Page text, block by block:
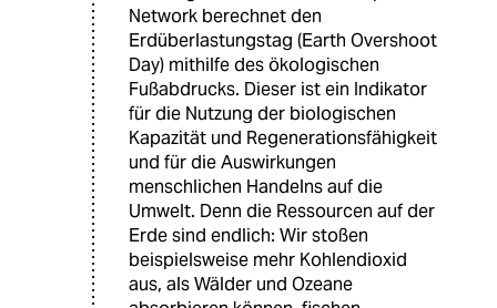
Network berechnet den
Erdüberlastungstag (Earth Overshoot
Day) mithilfe des ökologischen
Fußabdrucks. Dieser ist ein ⁠Indikator⁠
für die Nutzung der biologischen
Kapazität und Regenerationsfähigkeit
und für die Auswirkungen
menschlichen Handelns auf die
Umwelt. Denn die Ressourcen auf der
Erde sind endlich: Wir stoßen
beispielsweise mehr Kohlendioxid
aus, als Wälder und Ozeane